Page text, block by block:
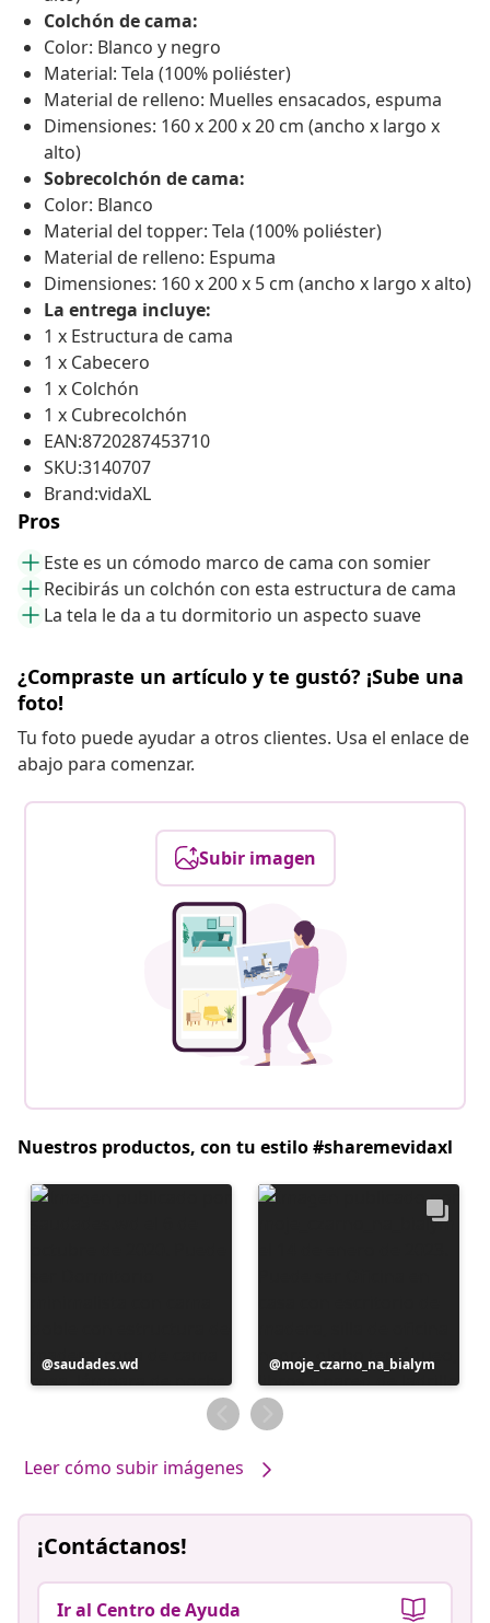
Colchón de cama:
Color: Blanco y negro
Material: Tela (100% poliéster)
Material de relleno: Muelles ensacados, espuma
Dimensiones: 160 x 200 x 20 cm (ancho x largo x
alto)
Sobrecolchón de cama:
Color: Blanco
Material del topper: Tela (100% poliéster)
Material de relleno: Espuma
Dimensiones: 160 x 200 x 5 cm (ancho x largo x alto)
La entrega incluye:
1 x Estructura de cama
1 x Cabecero
1 x Colchón
1 x Cubrecolchón
EAN:8720287453710
SKU:3140707
Brand:vidaXL
Pros
Este es un cómodo marco de cama con somier
Recibirás un colchón con esta estructura de cama
La tela le da a tu dormitorio un aspecto suave
¿Compraste un artículo y te gustó? ¡Sube una
foto!
Tu foto puede ayudar a otros clientes. Usa el enlace de
abajo para comenzar.
Subir imagen
Nuestros productos, con tu estilo #sharemevidaxl
Publicación
realizada
saudades.wd
Publicación
realizada
por
moje_czarno_na_bialym
Leer cómo subir imágenes
¡Contáctanos!
Ir al Centro de Ayuda